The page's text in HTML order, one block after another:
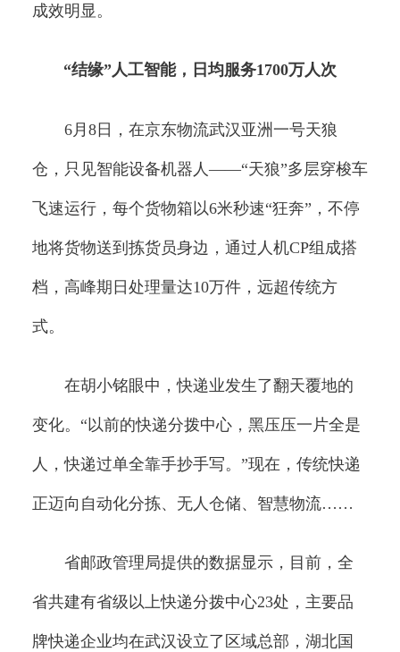
成效明显。
“结缘”人工智能，日均服务1700万人次
6月8日，在京东物流武汉亚洲一号天狼
仓，只见智能设备机器人——“天狼”多层穿梭车
飞速运行，每个货物箱以6米秒速“狂奔”，不停
地将货物送到拣货员身边，通过人机CP组成搭
档，高峰期日处理量达10万件，远超传统方
式。
在胡小铭眼中，快递业发生了翻天覆地的
变化。“以前的快递分拨中心，黑压压一片全是
人，快递过单全靠手抄手写。”现在，传统快递
正迈向自动化分拣、无人仓储、智慧物流……
省邮政管理局提供的数据显示，目前，全
省共建有省级以上快递分拨中心23处，主要品
牌快递企业均在武汉设立了区域总部，湖北国